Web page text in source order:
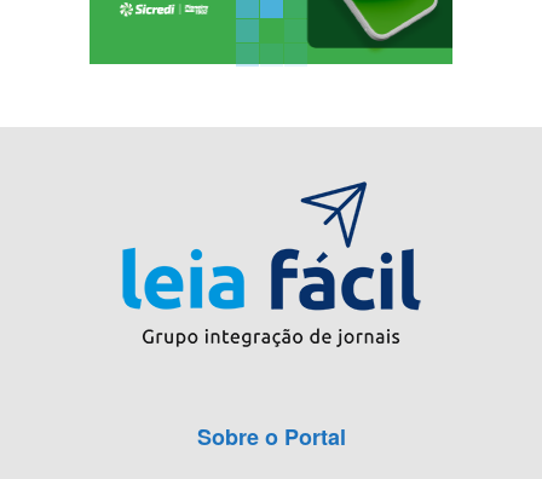
Sobre o Portal